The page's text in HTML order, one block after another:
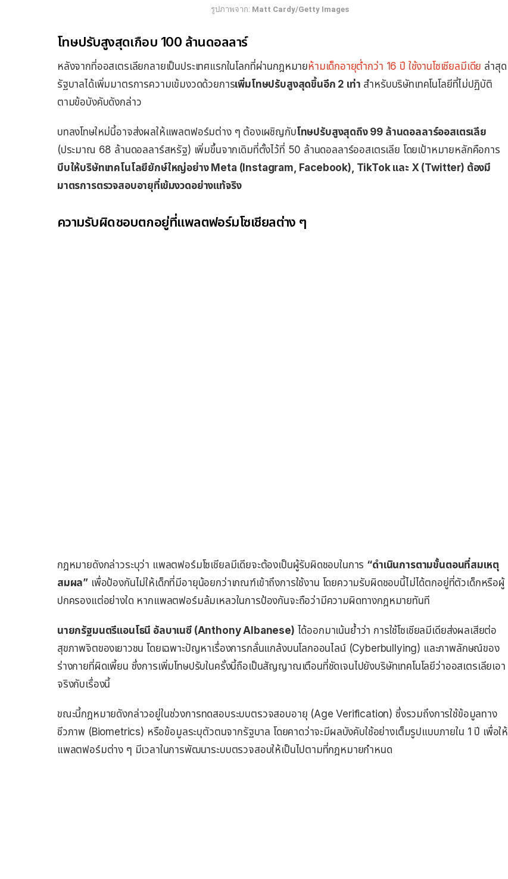
รูปภาพจาก: Matt Cardy/Getty Images
โทษปรับสูงสุดเกือบ 100 ล้านดอลลาร์
หลังจากที่ออสเตรเลียกลายเป็นประเทศแรกในโลกที่ผ่านกฎหมายห้ามเด็กอายุต่ำกว่า 16 ปี ใช้งานโซเชียลมีเดีย ล่าสุด
รัฐบาลได้เพิ่มมาตรการความเข้มงวดด้วยการเพิ่มโทษปรับสูงสุดขึ้นอีก 2 เท่า สำหรับบริษัทเทคโนโลยีที่ไม่ปฏิบัติ
ตามข้อบังคับดังกล่าว
บทลงโทษใหม่นี้อาจส่งผลให้แพลตฟอร์มต่าง ๆ ต้องเผชิญกับโทษปรับสูงสุดถึง 99 ล้านดอลลาร์ออสเตรเลีย
(ประมาณ 68 ล้านดอลลาร์สหรัฐ) เพิ่มขึ้นจากเดิมที่ตั้งไว้ที่ 50 ล้านดอลลาร์ออสเตรเลีย โดยเป้าหมายหลักคือการ
บีบให้บริษัทเทคโนโลยียักษ์ใหญ่อย่าง Meta (Instagram, Facebook), TikTok และ X (Twitter) ต้องมี
มาตรการตรวจสอบอายุที่เข้มงวดอย่างแท้จริง
ความรับผิดชอบตกอยู่ที่แพลตฟอร์มโซเชียลต่าง ๆ
กฎหมายดังกล่าวระบุว่า แพลตฟอร์มโซเชียลมีเดียจะต้องเป็นผู้รับผิดชอบในการ “ดำเนินการตามขั้นตอนที่สมเหตุ
สมผล” เพื่อป้องกันไม่ให้เด็กที่มีอายุน้อยกว่าเกณฑ์เข้าถึงการใช้งาน โดยความรับผิดชอบนี้ไม่ได้ตกอยู่ที่ตัวเด็กหรือผู้
ปกครองแต่อย่างใด หากแพลตฟอร์มล้มเหลวในการป้องกันจะถือว่ามีความผิดทางกฎหมายทันที
นายกรัฐมนตรีแอนโธนี อัลบาเนซี (Anthony Albanese) ได้ออกมาเน้นย้ำว่า การใช้โซเชียลมีเดียส่งผลเสียต่อ
สุขภาพจิตของเยาวชน โดยเฉพาะปัญหาเรื่องการกลั่นแกล้งบนโลกออนไลน์ (Cyberbullying) และภาพลักษณ์ของ
ร่างกายที่ผิดเพี้ยน ซึ่งการเพิ่มโทษปรับในครั้งนี้ถือเป็นสัญญาณเตือนที่ชัดเจนไปยังบริษัทเทคโนโลยีว่าออสเตรเลียเอา
จริงกับเรื่องนี้
ขณะนี้กฎหมายดังกล่าวอยู่ในช่วงการทดสอบระบบตรวจสอบอายุ (Age Verification) ซึ่งรวมถึงการใช้ข้อมูลทาง
ชีวภาพ (Biometrics) หรือข้อมูลระบุตัวตนจากรัฐบาล โดยคาดว่าจะมีผลบังคับใช้อย่างเต็มรูปแบบภายใน 1 ปี เพื่อให้
แพลตฟอร์มต่าง ๆ มีเวลาในการพัฒนาระบบตรวจสอบให้เป็นไปตามที่กฎหมายกำหนด